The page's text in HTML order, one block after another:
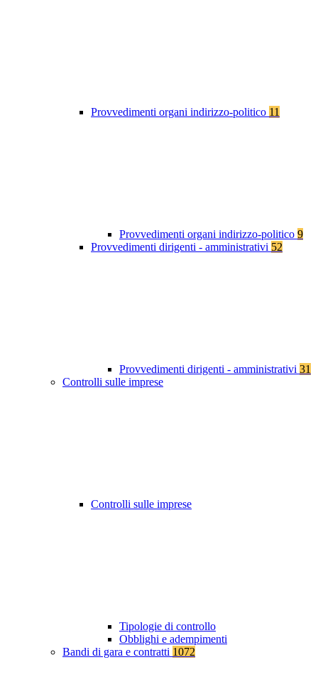
Provvedimenti organi indirizzo-politico 11
Provvedimenti organi indirizzo-politico 9
Provvedimenti dirigenti - amministrativi 52
Provvedimenti dirigenti - amministrativi 31
Controlli sulle imprese
Controlli sulle imprese
Tipologie di controllo
Obblighi e adempimenti
Bandi di gara e contratti 1072